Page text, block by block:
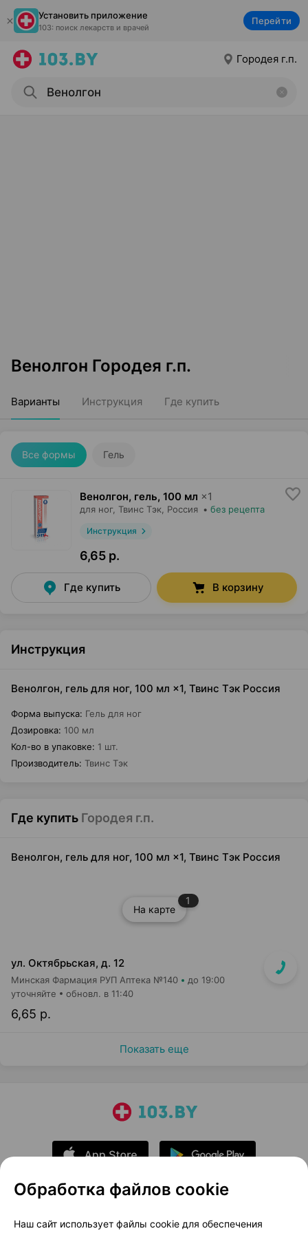
Установить приложение
103: поиск лекарств и врачей
Перейти
Городея г.п.
Венолгон Городея г.п.
Варианты Инструкция Где купить
Все формы Гель
Венолгон, гель, 100 мл ×1
для ног, Твинс Тэк , Россия • без рецепта
Инструкция
6,65 р.
Где купить В корзину
Инструкция
Венолгон, гель для ног, 100 мл ×1, Твинс Тэк Россия
Форма выпуска: Гель для ног
Дозировка: 100 мл
Кол-во в упаковке: 1 шт.
Производитель: Твинс Тэк
Где купить Городея г.п.
Венолгон, гель для ног, 100 мл ×1, Твинс Тэк Россия
На карте
1
ул. Октябрьская, д. 12
Минская Фармация РУП Аптека №140 до 19:00
6,65 р.
уточняйте обновл. в 11:40
Показать еще
О проекте Новости проекта
Обработка файлов cookie
Наш сайт использует файлы cookie для обеспечения